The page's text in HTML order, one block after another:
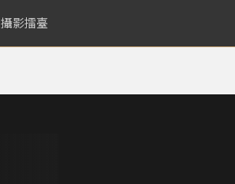
攝影擂臺